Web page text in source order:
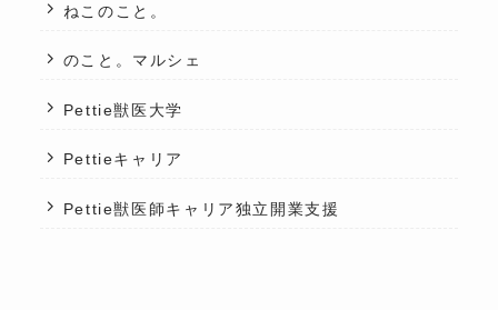
ねこのこと。
のこと。マルシェ
Pettie獣医大学
Pettieキャリア
Pettie獣医師キャリア独立開業支援